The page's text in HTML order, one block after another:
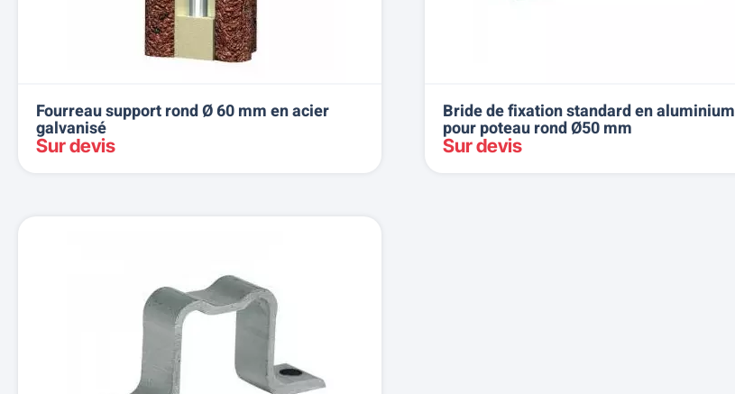
Fourreau support rond Ø 60 mm en acier
galvanisé
Sur devis
Bride de fixation standard en aluminium
pour poteau rond Ø50 mm
Sur devis